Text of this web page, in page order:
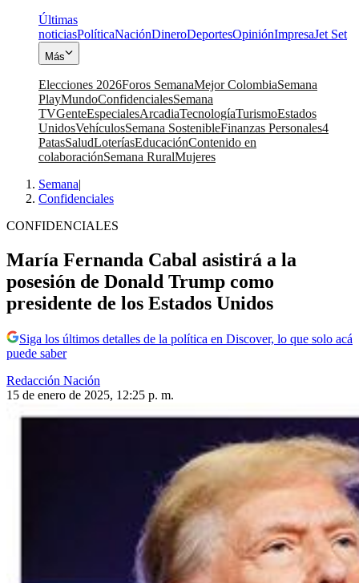
Últimas
noticiasPolíticaNaciónDineroDeportesOpiniónImpresaJet Set
Más
Elecciones 2026Foros SemanaMejor ColombiaSemana
PlayMundoConfidencialesSemana
TVGenteEspecialesArcadiaTecnologíaTurismoEstados
UnidosVehículosSemana SostenibleFinanzas Personales4
PatasSaludLoteríasEducaciónContenido en
colaboraciónSemana RuralMujeres
Semana|
Confidenciales
CONFIDENCIALES
María Fernanda Cabal asistirá a la
posesión de Donald Trump como
presidente de los Estados Unidos
Siga los últimos detalles de la política en Discover, lo que solo acá
puede saber
Redacción Nación
15 de enero de 2025, 12:25 p. m.